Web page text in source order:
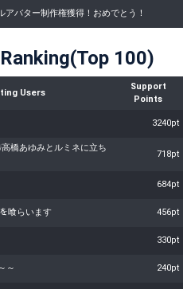
アバター制作権獲得！おめでとう！
100)
Users
Support
Points
3240pt
橋あゆみとルミネに立ち
718pt
684pt
喰らいます 456pt
330pt
～ 240pt